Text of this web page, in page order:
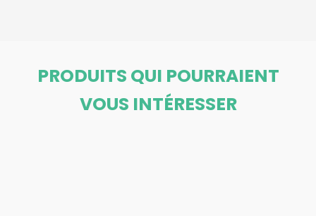
PRODUITS QUI POURRAIENT
VOUS INTÉRESSER